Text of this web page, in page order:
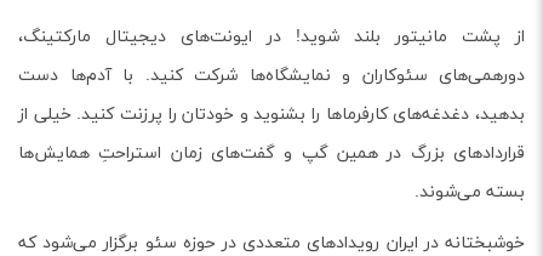
از پشت مانیتور بلند شوید! در ایونت‌های دیجیتال مارکتینگ،
دورهمی‌های سئوکاران و نمایشگاه‌ها شرکت کنید. با آدم‌ها دست
بدهید، دغدغه‌های کارفرماها را بشنوید و خودتان را پرزنت کنید. خیلی از
قراردادهای بزرگ در همین گپ و گفت‌های زمان استراحتِ همایش‌ها
بسته می‌شوند.
خوشبختانه در ایران رویدادهای متعددی در حوزه سئو برگزار می‌شود که